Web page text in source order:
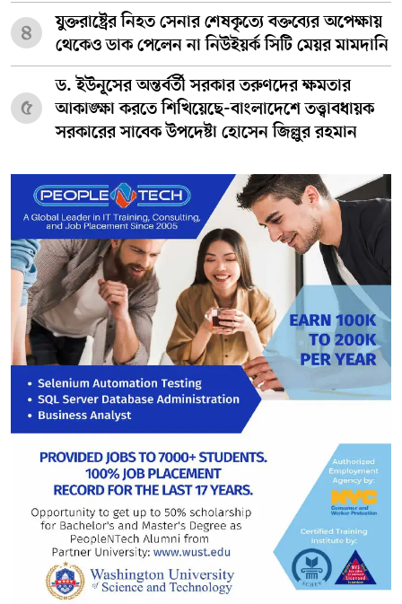
৪
যুক্তরাষ্ট্রের নিহত সেনার শেষকৃত্যে বক্তব্যের অপেক্ষায়
থেকেও ডাক পেলেন না নিউইয়র্ক সিটি মেয়র মামদানি
৫
ড. ইউনূসের অন্তর্বর্তী সরকার তরুণদের ক্ষমতার
আকাঙ্ক্ষা করতে শিখিয়েছে-বাংলাদেশে তত্ত্বাবধায়ক
সরকারের সাবেক উপদেষ্টা হোসেন জিল্লুর রহমান